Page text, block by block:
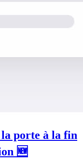
porte à la fin
🆕